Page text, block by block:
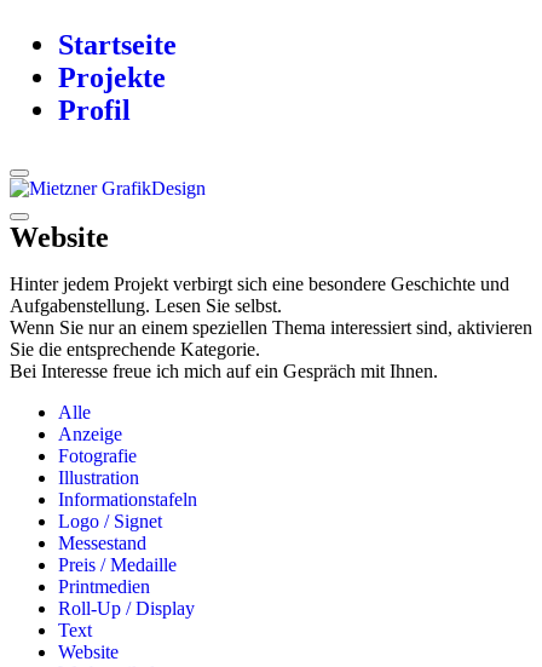
Startseite
Projekte
Profil
Website
Hinter jedem Projekt verbirgt sich eine besondere Geschichte und
Aufgabenstellung. Lesen Sie selbst.
Wenn Sie nur an einem speziellen Thema interessiert sind, aktivieren
Sie die entsprechende Kategorie.
Bei Interesse freue ich mich auf ein Gespräch mit Ihnen.
Alle
Anzeige
Fotografie
Illustration
Informationstafeln
Logo / Signet
Messestand
Preis / Medaille
Printmedien
Roll-Up / Display
Text
Website